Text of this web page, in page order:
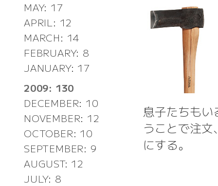
MAY: 17
APRIL: 12
MARCH: 14
FEBRUARY: 8
JANUARY: 17
2009: 130
DECEMBER: 10
NOVEMBER: 12
OCTOBER: 10
SEPTEMBER: 9
AUGUST: 12
JULY: 8
息子たちも
うことで注
にする。